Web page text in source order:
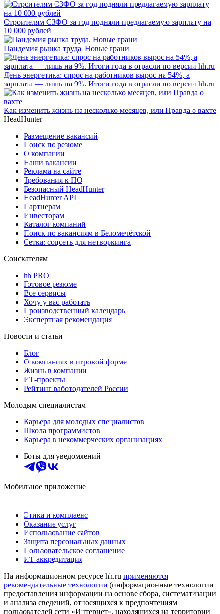
Строителям СЗФО за год подняли предлагаемую зарплату на
10 000 рублей
Пандемия рынка труда. Новые грани
День энергетика: спрос на работников вырос на 54%, а
зарплата — лишь на 9%. Итоги года в отрасли по версии hh.ru
Как изменить жизнь на несколько месяцев, или Правда о вахте
HeadHunter
Размещение вакансий
Поиск по резюме
О компании
Наши вакансии
Реклама на сайте
Требования к ПО
Безопасный HeadHunter
HeadHunter API
Партнерам
Инвесторам
Каталог компаний
Поиск по вакансиям в Беломечётской
Сетка: соцсеть для нетворкинга
Соискателям
hh PRO
Готовое резюме
Все сервисы
Хочу у вас работать
Производственный календарь
Экспертная рекомендация
Новости и статьи
Блог
О компаниях в игровой форме
Жизнь в компании
ИТ-проекты
Рейтинг работодателей России
Молодым специалистам
Карьера для молодых специалистов
Школа программистов
Карьера в некоммерческих организациях
Боты для уведомлений
Мобильное приложение
Этика и комплаенс
Оказание услуг
Использование сайтов
Защита персональных данных
Пользовательское соглашение
ИТ аккредитация
На информационном ресурсе hh.ru применяются
рекомендательные технологии (информационные технологии
предоставления информации на основе сбора, систематизации
и анализа сведений, относящихся к предпочтениям
пользователей сети «Интернет», находящихся на территории